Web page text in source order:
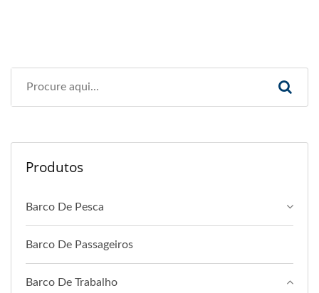
Produtos
Barco De Pesca
Barco De Passageiros
Barco De Trabalho